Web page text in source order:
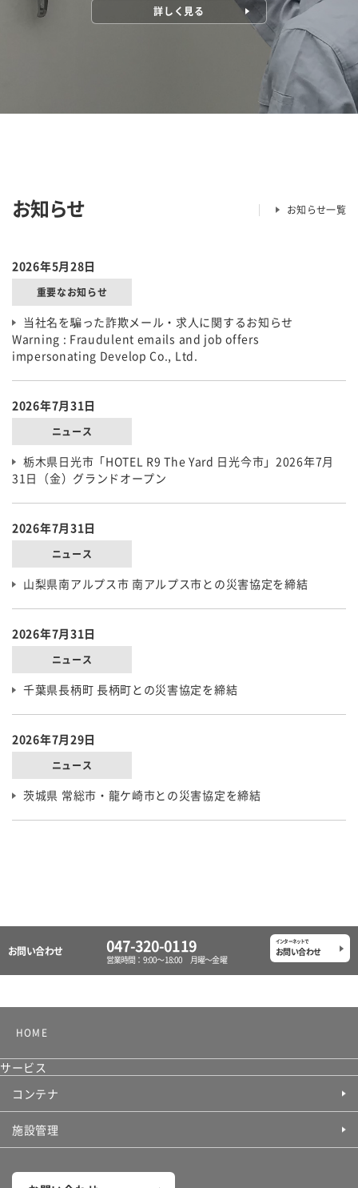
詳しく見る
お知らせ お知らせ一覧
2026年5月28日
重要なお知らせ
当社名を騙った詐欺メール・求人に関するお知らせ
Warning : Fraudulent emails and job offers
impersonating Develop Co., Ltd.
2026年7月31日
ニュース
栃木県日光市「HOTEL R9 The Yard 日光今市」2026年7月
31日（金）グランドオープン
2026年7月31日
ニュース
山梨県南アルプス市 南アルプス市との災害協定を締結
2026年7月31日
ニュース
千葉県長柄町 長柄町との災害協定を締結
2026年7月29日
ニュース
茨城県 常総市・龍ケ崎市との災害協定を締結
お問い合わせ 047-320-0119
営業時間：9:00〜18:00 月曜〜金曜
インターネットで
お問い合わせ
HOME
サービス
コンテナ
施設管理